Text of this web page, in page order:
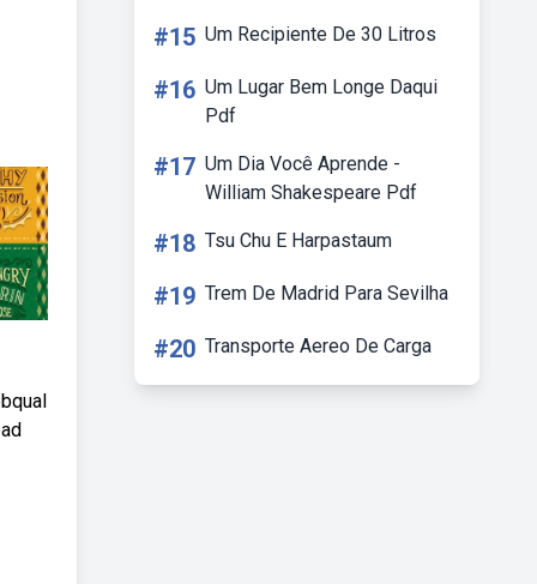
#15 Um Recipiente De 30 Litros
#16 Um Lugar Bem Longe Daqui
Pdf
#17 Um Dia Você Aprende -
William Shakespeare Pdf
#18 Tsu Chu E Harpastaum
#19 Trem De Madrid Para Sevilha
#20 Transporte Aereo De Carga